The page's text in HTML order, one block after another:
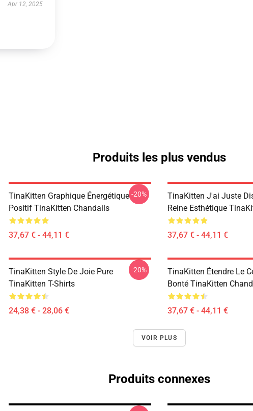
Apr 12, 2025
Produits les plus vendus
TinaKitten Graphique Énergétique
Positif TinaKitten Chandails
37,67 € - 44,11 €
-20%
TinaKitten J'ai Juste
Reine Esthétique
37,67 € - 44,11 €
TinaKitten Style De Joie Pure
TinaKitten T-Shirts
24,38 € - 28,06 €
-20%
TinaKitten Étendre Le
Bonté TinaKitten
37,67 € - 44,11 €
VOIR PLUS
Produits connexes